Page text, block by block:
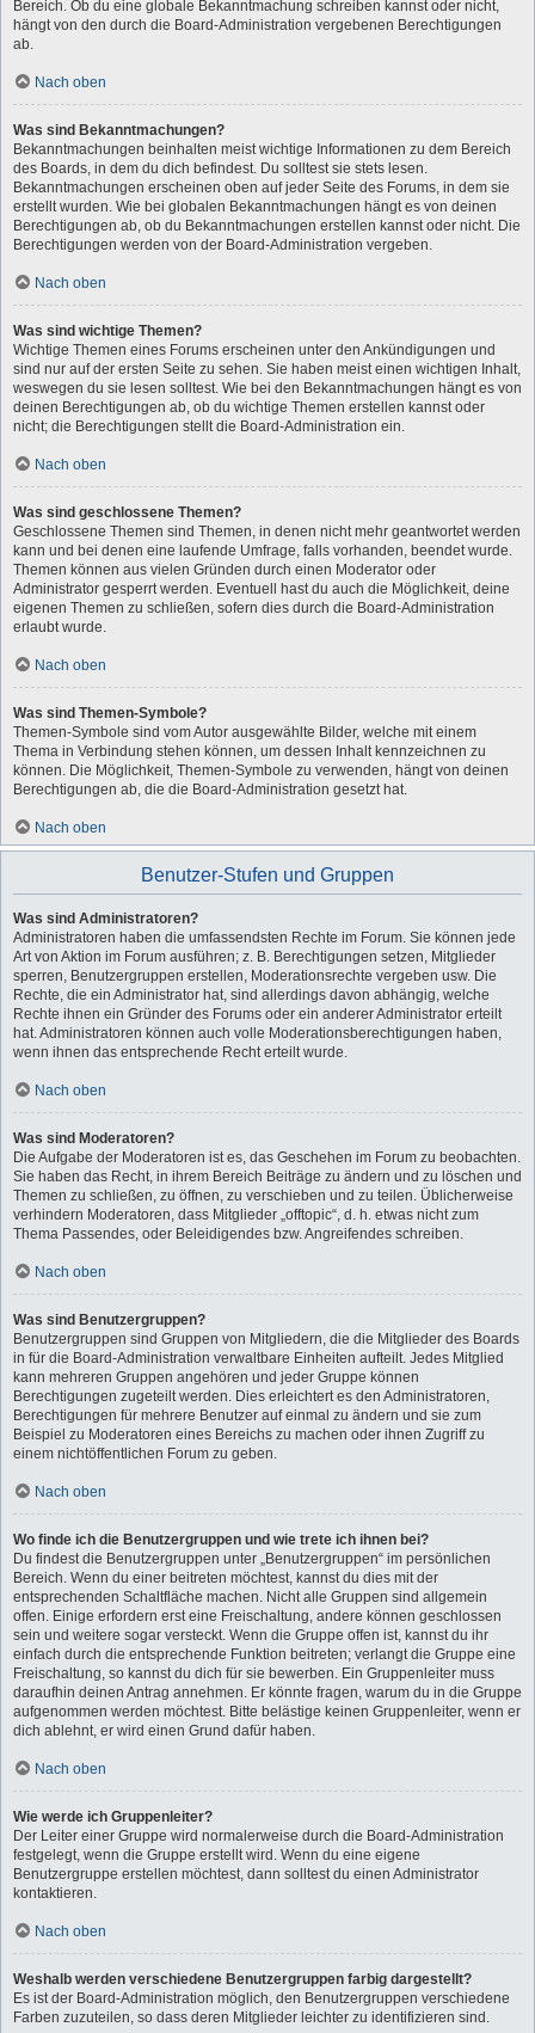
Bereich. Ob du eine globale Bekanntmachung schreiben kannst oder nicht,
hängt von den durch die Board-Administration vergebenen Berechtigungen
ab.
Nach oben
Was sind Bekanntmachungen?
Bekanntmachungen beinhalten meist wichtige Informationen zu dem Bereich
des Boards, in dem du dich befindest. Du solltest sie stets lesen.
Bekanntmachungen erscheinen oben auf jeder Seite des Forums, in dem sie
erstellt wurden. Wie bei globalen Bekanntmachungen hängt es von deinen
Berechtigungen ab, ob du Bekanntmachungen erstellen kannst oder nicht. Die
Berechtigungen werden von der Board-Administration vergeben.
Nach oben
Was sind wichtige Themen?
Wichtige Themen eines Forums erscheinen unter den Ankündigungen und
sind nur auf der ersten Seite zu sehen. Sie haben meist einen wichtigen Inhalt,
weswegen du sie lesen solltest. Wie bei den Bekanntmachungen hängt es von
deinen Berechtigungen ab, ob du wichtige Themen erstellen kannst oder
nicht; die Berechtigungen stellt die Board-Administration ein.
Nach oben
Was sind geschlossene Themen?
Geschlossene Themen sind Themen, in denen nicht mehr geantwortet werden
kann und bei denen eine laufende Umfrage, falls vorhanden, beendet wurde.
Themen können aus vielen Gründen durch einen Moderator oder
Administrator gesperrt werden. Eventuell hast du auch die Möglichkeit, deine
eigenen Themen zu schließen, sofern dies durch die Board-Administration
erlaubt wurde.
Nach oben
Was sind Themen-Symbole?
Themen-Symbole sind vom Autor ausgewählte Bilder, welche mit einem
Thema in Verbindung stehen können, um dessen Inhalt kennzeichnen zu
können. Die Möglichkeit, Themen-Symbole zu verwenden, hängt von deinen
Berechtigungen ab, die die Board-Administration gesetzt hat.
Nach oben
Benutzer-Stufen und Gruppen
Was sind Administratoren?
Administratoren haben die umfassendsten Rechte im Forum. Sie können jede
Art von Aktion im Forum ausführen; z. B. Berechtigungen setzen, Mitglieder
sperren, Benutzergruppen erstellen, Moderationsrechte vergeben usw. Die
Rechte, die ein Administrator hat, sind allerdings davon abhängig, welche
Rechte ihnen ein Gründer des Forums oder ein anderer Administrator erteilt
hat. Administratoren können auch volle Moderationsberechtigungen haben,
wenn ihnen das entsprechende Recht erteilt wurde.
Nach oben
Was sind Moderatoren?
Die Aufgabe der Moderatoren ist es, das Geschehen im Forum zu beobachten.
Sie haben das Recht, in ihrem Bereich Beiträge zu ändern und zu löschen und
Themen zu schließen, zu öffnen, zu verschieben und zu teilen. Üblicherweise
verhindern Moderatoren, dass Mitglieder „offtopic“, d. h. etwas nicht zum
Thema Passendes, oder Beleidigendes bzw. Angreifendes schreiben.
Nach oben
Was sind Benutzergruppen?
Benutzergruppen sind Gruppen von Mitgliedern, die die Mitglieder des Boards
in für die Board-Administration verwaltbare Einheiten aufteilt. Jedes Mitglied
kann mehreren Gruppen angehören und jeder Gruppe können
Berechtigungen zugeteilt werden. Dies erleichtert es den Administratoren,
Berechtigungen für mehrere Benutzer auf einmal zu ändern und sie zum
Beispiel zu Moderatoren eines Bereichs zu machen oder ihnen Zugriff zu
einem nichtöffentlichen Forum zu geben.
Nach oben
Wo finde ich die Benutzergruppen und wie trete ich ihnen bei?
Du findest die Benutzergruppen unter „Benutzergruppen“ im persönlichen
Bereich. Wenn du einer beitreten möchtest, kannst du dies mit der
entsprechenden Schaltfläche machen. Nicht alle Gruppen sind allgemein
offen. Einige erfordern erst eine Freischaltung, andere können geschlossen
sein und weitere sogar versteckt. Wenn die Gruppe offen ist, kannst du ihr
einfach durch die entsprechende Funktion beitreten; verlangt die Gruppe eine
Freischaltung, so kannst du dich für sie bewerben. Ein Gruppenleiter muss
daraufhin deinen Antrag annehmen. Er könnte fragen, warum du in die Gruppe
aufgenommen werden möchtest. Bitte belästige keinen Gruppenleiter, wenn er
dich ablehnt, er wird einen Grund dafür haben.
Nach oben
Wie werde ich Gruppenleiter?
Der Leiter einer Gruppe wird normalerweise durch die Board-Administration
festgelegt, wenn die Gruppe erstellt wird. Wenn du eine eigene
Benutzergruppe erstellen möchtest, dann solltest du einen Administrator
kontaktieren.
Nach oben
Weshalb werden verschiedene Benutzergruppen farbig dargestellt?
Es ist der Board-Administration möglich, den Benutzergruppen verschiedene
Farben zuzuteilen, so dass deren Mitglieder leichter zu identifizieren sind.